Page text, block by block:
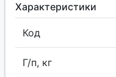
Характеристики
Код
Г/п, кг